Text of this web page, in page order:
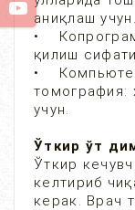
аниқлаш учун.
•
қилиш
•
томография:
учун.
Ўткир ўт
Ўткир
келтириб
керак. Врач